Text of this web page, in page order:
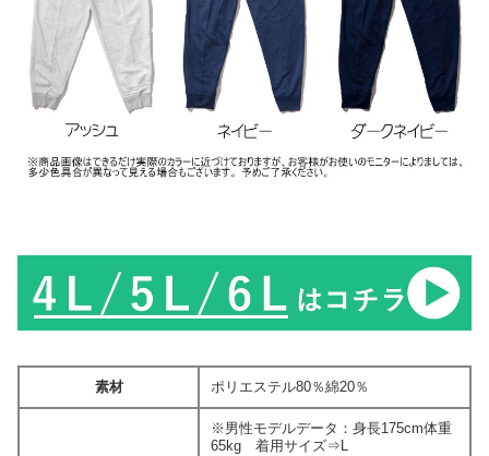
素材 ポリエステル80％綿20％
※男性モデルデータ：身長175cm体重
65kg 着用サイズ⇒L